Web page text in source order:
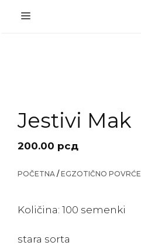
MENU
Jestivi Mak
200.00 рсд
POČETNA /EGZOTIČNO POVRĆE
Količina: 100 semenki
stara sorta